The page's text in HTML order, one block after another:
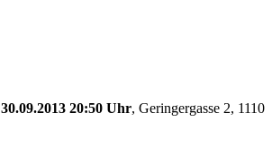
30.09.2013 20:50 Uhr, Geringergasse 2, 1110